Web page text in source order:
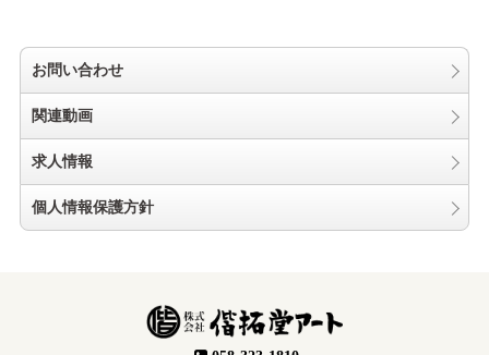
お問い合わせ
関連動画
求人情報
個人情報保護方針